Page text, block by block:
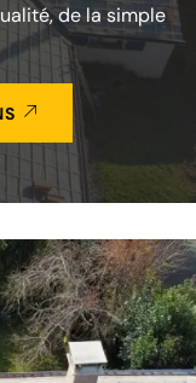
de la simple